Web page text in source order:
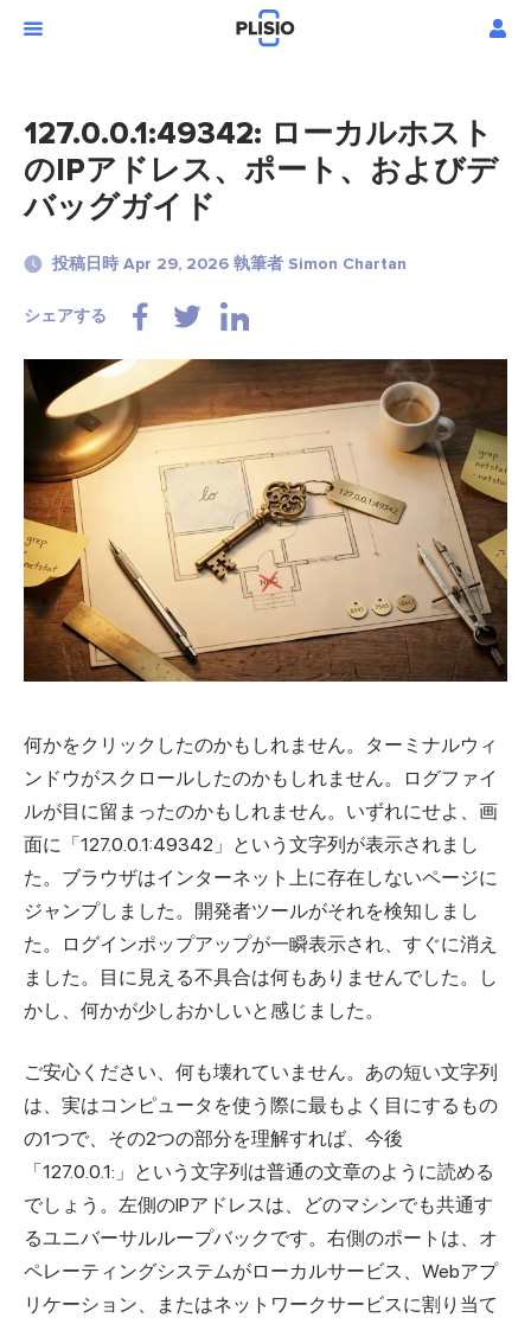
127.0.0.1:49342: ローカルホスト
のIPアドレス、ポート、およびデ
バッグガイド
投稿日時 Apr 29, 2026 執筆者 Simon Chartan
シェアする
何かをクリックしたのかもしれません。ターミナルウィ
ンドウがスクロールしたのかもしれません。ログファイ
ルが目に留まったのかもしれません。いずれにせよ、画
面に「127.0.0.1:49342」という文字列が表示されまし
た。ブラウザはインターネット上に存在しないページに
ジャンプしました。開発者ツールがそれを検知しまし
た。ログインポップアップが一瞬表示され、すぐに消え
ました。目に見える不具合は何もありませんでした。し
かし、何かが少しおかしいと感じました。
ご安心ください、何も壊れていません。あの短い文字列
は、実はコンピュータを使う際に最もよく目にするもの
の1つで、その2つの部分を理解すれば、今後
「127.0.0.1:」という文字列は普通の文章のように読める
でしょう。左側のIPアドレスは、どのマシンでも共通す
るユニバーサルループバックです。右側のポートは、オ
ペレーティングシステムがローカルサービス、Webアプ
リケーション、またはネットワークサービスに割り当て